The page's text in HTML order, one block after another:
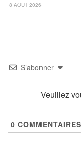
8 AOÛT 2026
S’abonner
Veuillez
0 COMMENTAIRES